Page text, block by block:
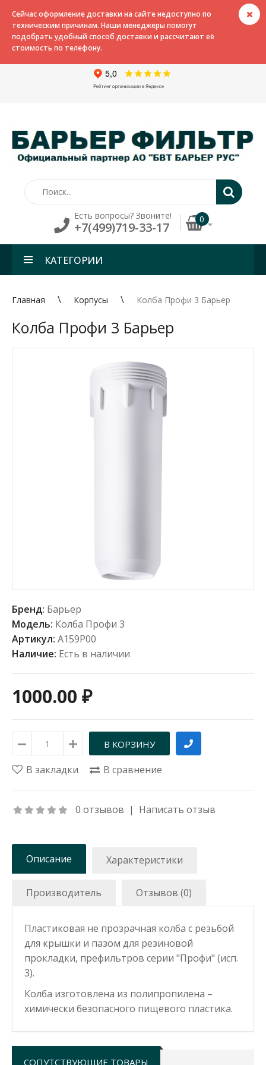
Сейчас оформление доставки на сайте недоступно по
техническим причинам. Наши менеджеры помогут
подобрать удобный способ доставки и рассчитают её
стоимость по телефону.
Есть вопросы? Звоните!
+7(499)719-33-17
0
КАТЕГОРИИ
Главная Корпусы Колба Профи 3 Барьер
Колба Профи 3 Барьер
Бренд: Барьер
Модель: Колба Профи 3
Артикул: А159Р00
Наличие: Есть в наличии
1000.00 ₽
В закладки В сравнение
0 отзывов | Написать отзыв
Описание Характеристики
Производитель Отзывов (0)
Пластиковая не прозрачная колба с резьбой
для крышки и пазом для резиновой
прокладки, префильтров серии "Профи" (исп.
3).
Колба изготовлена из полипропилена –
химически безопасного пищевого пластика.
СОПУТСТВУЮЩИЕ ТОВАРЫ